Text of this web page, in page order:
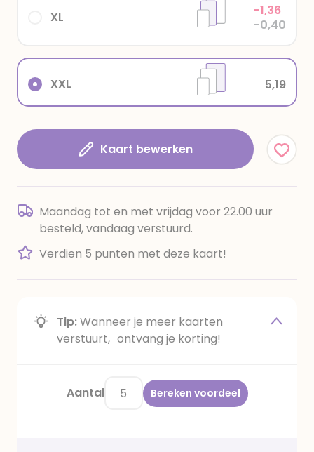
XXL 5,19
XL
-1,36
-0,40
Kaart bewerken
Maandag tot en met vrijdag voor 22.00 uur
besteld, vandaag verstuurd.
Verdien 5 punten met deze kaart!
Tip:Wanneer je meer kaarten
verstuurt, ontvang je korting!
Aantal Bereken voordeel